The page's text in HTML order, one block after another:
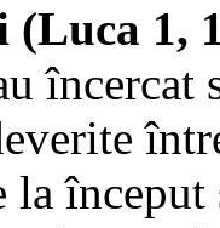
1,
încercat
la